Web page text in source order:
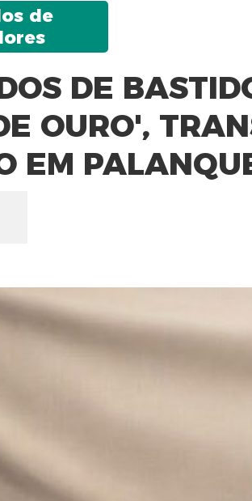
de
DE
OURO',
EM